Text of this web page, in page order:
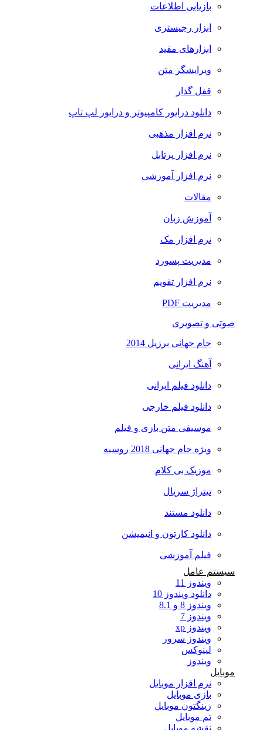
بازیابی اطلاعات
ابزار رجیستری
ابزارهای مفید
ویرایشگر متن
قفل گذار
دانلود درایور کامپیوتر و درایور لپ تاپ
نرم افزار مذهبی
نرم افزار پرتابل
نرم افزار آموزشی
مقالات
آموزش زبان
نرم افزار مک
مدیریت پسورد
نرم افزار تقویم
مدیریت PDF
صوتی و تصویری
جام جهانی برزیل 2014
آهنگ ایرانی
دانلود فیلم ایرانی
دانلود فیلم خارجی
موسیقی متن بازی و فیلم
ویژه جام جهانی 2018 روسیه
موزیک بی کلام
تیتراژ سریال
دانلود مستند
دانلود کارتون و انیمیشن
فیلم آموزشی
سیستم عامل
ویندوز 11
دانلود ویندوز 10
ویندوز 8 و 8.1
ویندوز 7
ویندوز xp
ویندوز سرور
لینوکس
ویندوز
موبایل
نرم افزار موبایل
بازی موبایل
رینگتون موبایل
تم موبایل
نقشه موبایل